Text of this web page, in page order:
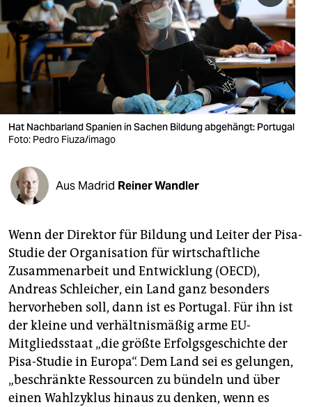
nord
wahrheit
verlag
verlag
veranstaltungen
shop
fragen & hilfe
unterstützen
abo
genossenschaft
epaper login
Hat Nachbarland Spanien in Sachen Bildung abgehängt: Portugal
Foto: Pedro Fiuza/imago
Aus Madrid Reiner Wandler
Wenn der Direktor für Bildung und Leiter der Pisa-
Studie der Organisation für wirtschaftliche
Zusammenarbeit und Entwicklung (OECD),
Andreas Schleicher, ein Land ganz besonders
hervorheben soll, dann ist es Portugal. Für ihn ist
der kleine und verhältnismäßig arme EU-
Mitgliedsstaat „die größte Erfolgsgeschichte der
Pisa-Studie in Europa“. Dem Land sei es gelungen,
„beschränkte Ressourcen zu bündeln und über
einen Wahlzyklus hinaus zu denken, wenn es